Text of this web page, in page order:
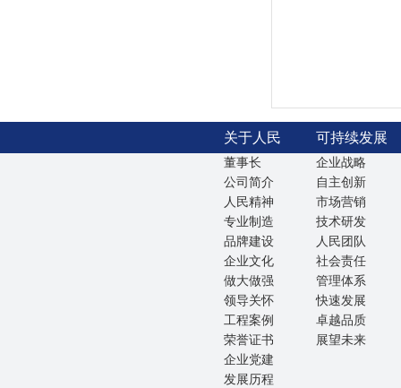
关于人民 可持续发展
董事长
公司简介
人民精神
专业制造
品牌建设
企业文化
做大做强
领导关怀
工程案例
荣誉证书
企业党建
发展历程
企业战略
自主创新
市场营销
技术研发
人民团队
社会责任
管理体系
快速发展
卓越品质
展望未来